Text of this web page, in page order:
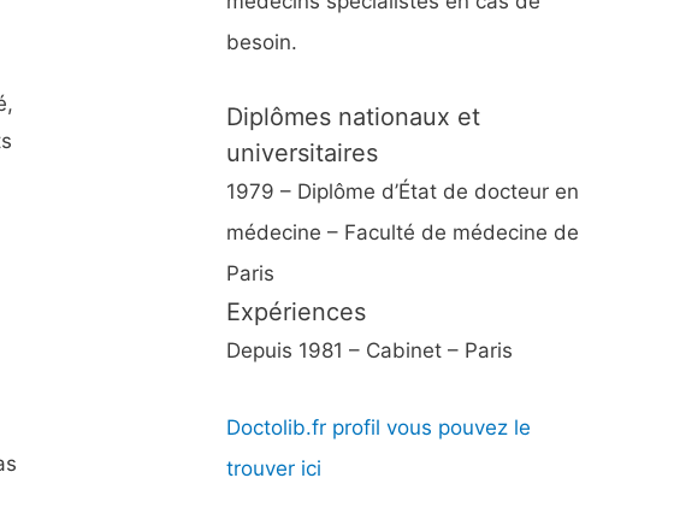
besoin.
Diplômes nationaux et
universitaires
1979 – Diplôme d’État de docteur en
médecine – Faculté de médecine de
Paris
Expériences
Depuis 1981 – Cabinet – Paris
Doctolib.fr profil vous pouvez le
trouver ici